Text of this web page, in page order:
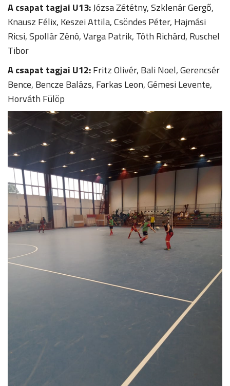
A csapat tagjai U13:Józsa Zététny, Szklenár Gergő,
Knausz Félix, Keszei Attila, Csöndes Péter, Hajmási
Ricsi, Spollár Zénó, Varga Patrik, Tóth Richárd, Ruschel
Tibor
A csapat tagjai U12:Fritz Olivér, Bali Noel, Gerencsér
Bence, Bencze Balázs, Farkas Leon, Gémesi Levente,
Horváth Fülöp